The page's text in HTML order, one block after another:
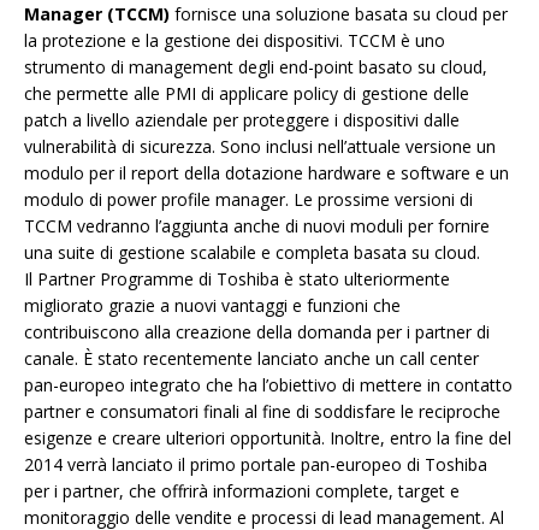
Manager (TCCM) fornisce una soluzione basata su cloud per
la protezione e la gestione dei dispositivi. TCCM è uno
strumento di management degli end-point basato su cloud,
che permette alle PMI di applicare policy di gestione delle
patch a livello aziendale per proteggere i dispositivi dalle
vulnerabilità di sicurezza. Sono inclusi nell’attuale versione un
modulo per il report della dotazione hardware e software e un
modulo di power profile manager. Le prossime versioni di
TCCM vedranno l’aggiunta anche di nuovi moduli per fornire
una suite di gestione scalabile e completa basata su cloud.
Il Partner Programme di Toshiba è stato ulteriormente
migliorato grazie a nuovi vantaggi e funzioni che
contribuiscono alla creazione della domanda per i partner di
canale. È stato recentemente lanciato anche un call center
pan-europeo integrato che ha l’obiettivo di mettere in contatto
partner e consumatori finali al fine di soddisfare le reciproche
esigenze e creare ulteriori opportunità. Inoltre, entro la fine del
2014 verrà lanciato il primo portale pan-europeo di Toshiba
per i partner, che offrirà informazioni complete, target e
monitoraggio delle vendite e processi di lead management. Al